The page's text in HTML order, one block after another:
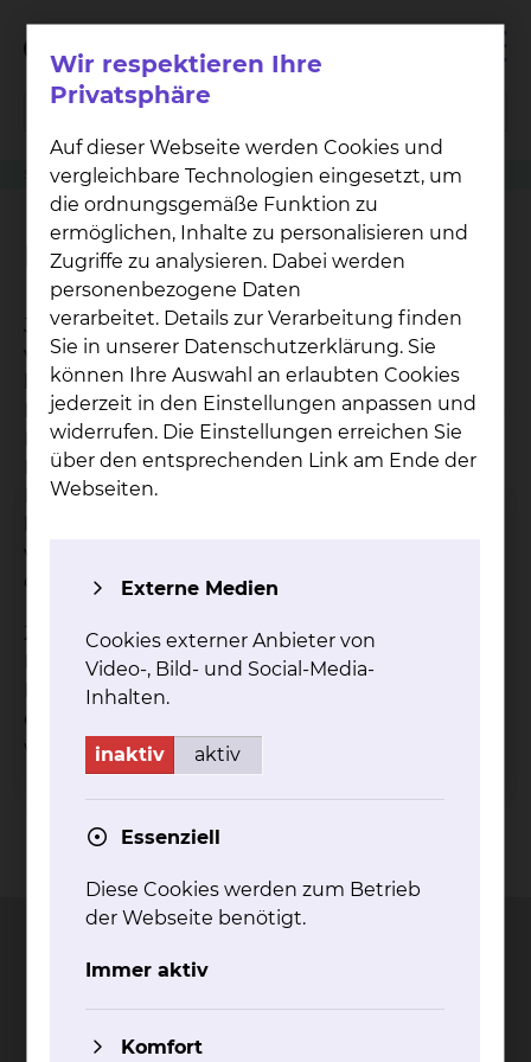
Serviceleistung Kinder- & Jugendmedizin Fernseher
Fernseher
Jedes unserer Zimmer, das nicht im Neubau Ost
verortet ist, ist mit einem Fernseher zum
kostenlosem Empfang der gängigen
Fernsehsender ausgestattet. Zudem verfügt jedes
Bett über die Möglichkeit zum kostenfreien
Empfang der örtlichen und überregionalen
Radiosender. Für den Empfang werden Kopfhörer
verfügen, können diese kostenpflichtig im Kiosk
erworben werden.
Zimmer, die den Kliniken und Stationen im
Neubau angehören, verfügen über keinen
Fernseh-, Radio- und Telefonempfang. Hier muss
ein eigenes mobiles Endgerät mitgebracht
werden.
Kontakt
Bildnachweise
Entgelttransparenz Cookie Einstellungen
Braunschweig gGmbH
Wir respektieren Ihre
Privatsphäre
Auf dieser Webseite werden Cookies und
vergleichbare Technologien eingesetzt, um
die ordnungsgemäße Funktion zu
ermöglichen, Inhalte zu personalisieren und
Zugriffe zu analysieren. Dabei werden
personenbezogene Daten
verarbeitet. Details zur Verarbeitung finden
Sie in unserer Datenschutzerklärung. Sie
können Ihre Auswahl an erlaubten Cookies
jederzeit in den Einstellungen anpassen und
widerrufen. Die Einstellungen erreichen Sie
über den entsprechenden Link am Ende der
Webseiten.
Externe Medien
Cookies externer Anbieter von
Video-, Bild- und Social-Media-
Inhalten.
inaktiv aktiv
Essenziell
Diese Cookies werden zum Betrieb
der Webseite benötigt.
Immer aktiv
Komfort